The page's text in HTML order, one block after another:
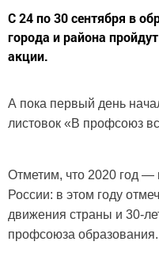
С 24 по 30 сентября в
города и района
акции.
А пока первый день
листовок «В профсоюз
Отметим, что 2020 год
России: в этом году
движения страны и 30-
профсоюза образования.